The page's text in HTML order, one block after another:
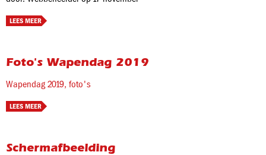
LEES MEER
Foto's Wapendag 2019
Wapendag 2019, foto's
LEES MEER
Schermafbeelding